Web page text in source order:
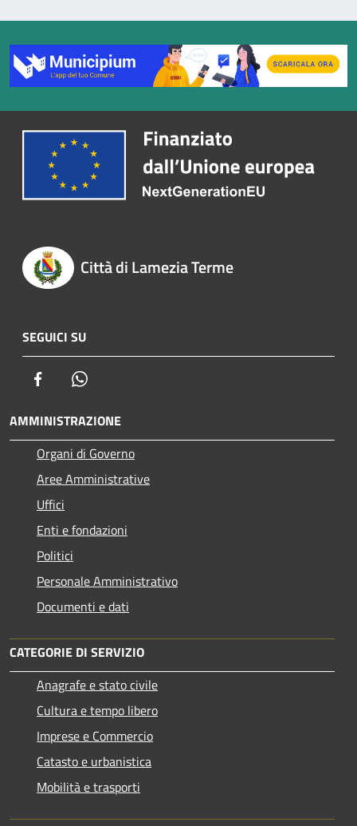
Città di Lamezia Terme
SEGUICI SU
Facebook
AMMINISTRAZIONE
Organi di Governo
Aree Amministrative
Uffici
Enti e fondazioni
Politici
Personale Amministrativo
Documenti e dati
CATEGORIE DI SERVIZIO
Anagrafe e stato civile
Cultura e tempo libero
Imprese e Commercio
Catasto e urbanistica
Mobilità e trasporti